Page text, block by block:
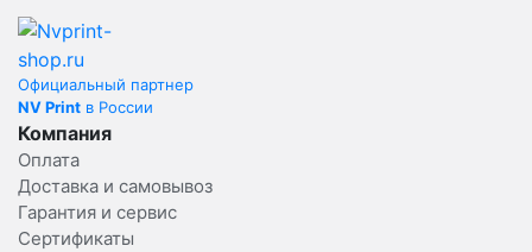
Официальный партнер
NV Print в России
Компания
Оплата
Доставка и самовывоз
Гарантия и сервис
Сертификаты